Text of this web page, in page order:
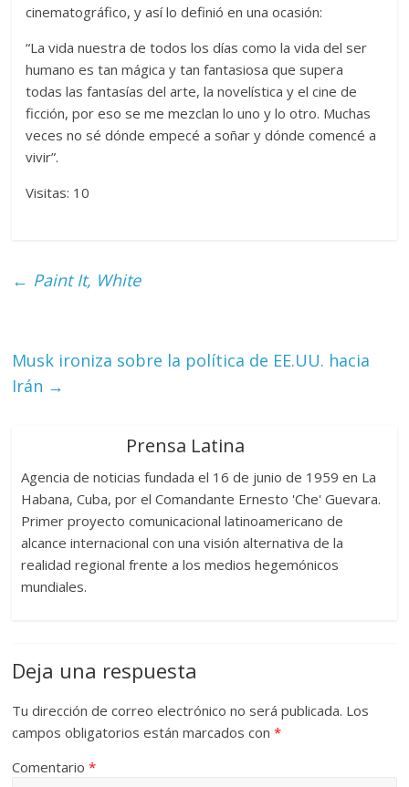
cinematográfico, y así lo definió en una ocasión:
“La vida nuestra de todos los días como la vida del ser
humano es tan mágica y tan fantasiosa que supera
todas las fantasías del arte, la novelística y el cine de
ficción, por eso se me mezclan lo uno y lo otro. Muchas
veces no sé dónde empecé a soñar y dónde comencé a
vivir”.
Visitas: 10
← Paint It, White
Musk ironiza sobre la política de EE.UU. hacia
Irán →
Prensa Latina
Agencia de noticias fundada el 16 de junio de 1959 en La
Habana, Cuba, por el Comandante Ernesto 'Che' Guevara.
Primer proyecto comunicacional latinoamericano de
alcance internacional con una visión alternativa de la
realidad regional frente a los medios hegemónicos
mundiales.
Deja una respuesta
Tu dirección de correo electrónico no será publicada. Los
campos obligatorios están marcados con*
Comentario*